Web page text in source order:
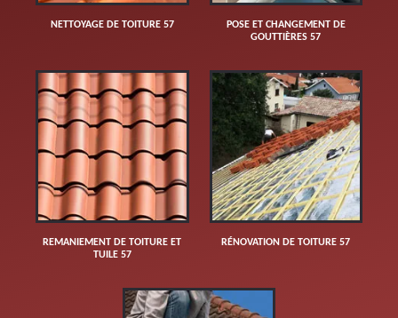
NETTOYAGE DE TOITURE 57
POSE ET CHANGEMENT DE
GOUTTIÈRES 57
REMANIEMENT DE TOITURE ET
TUILE 57
RÉNOVATION DE TOITURE 57